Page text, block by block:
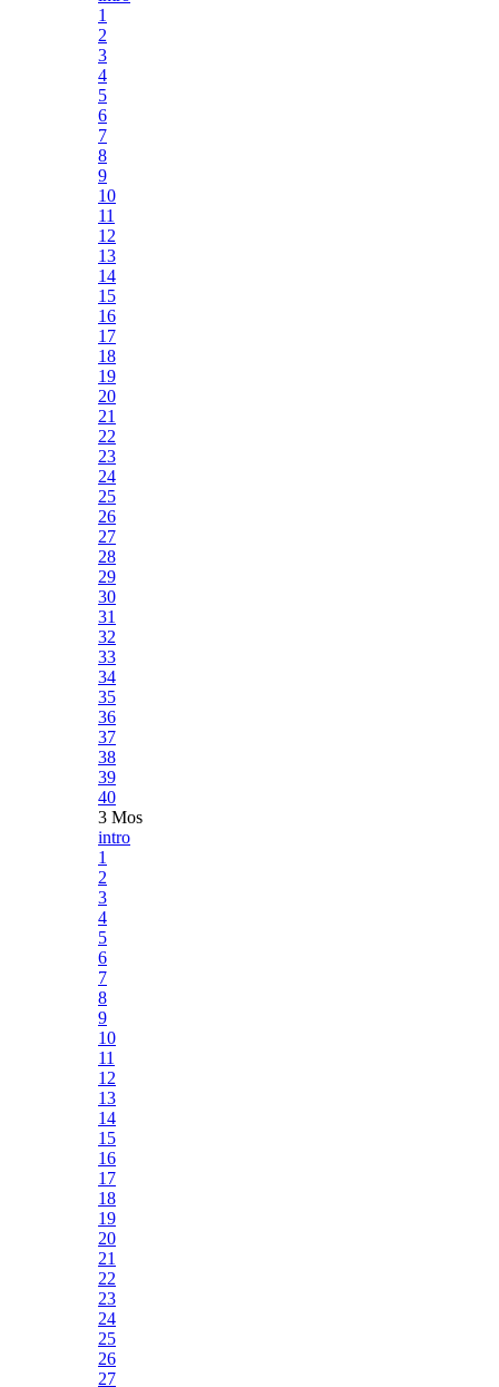
1
2
3
4
5
6
7
8
9
10
11
12
13
14
15
16
17
18
19
20
21
22
23
24
25
26
27
28
29
30
31
32
33
34
35
36
37
38
39
40
3 Mos
intro
1
2
3
4
5
6
7
8
9
10
11
12
13
14
15
16
17
18
19
20
21
22
23
24
25
26
27